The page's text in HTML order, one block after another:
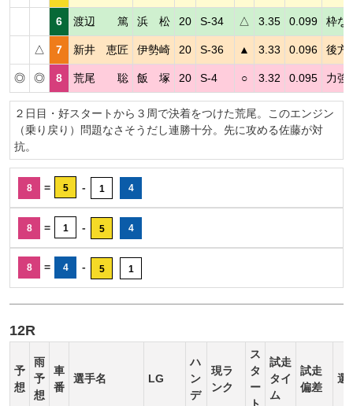
6 渡辺 篤 浜 松 20 S-34 △ 3.35 0.099 枠な
△ 7 新井 恵匠 伊勢崎 20 S-36 ▲ 3.33 0.096 後方
◎ ◎ 8 荒尾 聡 飯 塚 20 S-4 ○ 3.32 0.095 力強
２日目・好スタートから３周で決着をつけた荒尾。このエンジン
（乗り戻り）問題なさそうだし連勝十分。先に攻める佐藤が対
抗。
8 = 5 - 1 4
8 = 1 - 5 4
8 = 4 - 5 1
12R
予
想
雨
予
想
車
番
選手名 LG
ハ
ン
デ
現ラ
ンク
ス
タ
ー
ト
試走
タイ
ム
試走
偏差
選